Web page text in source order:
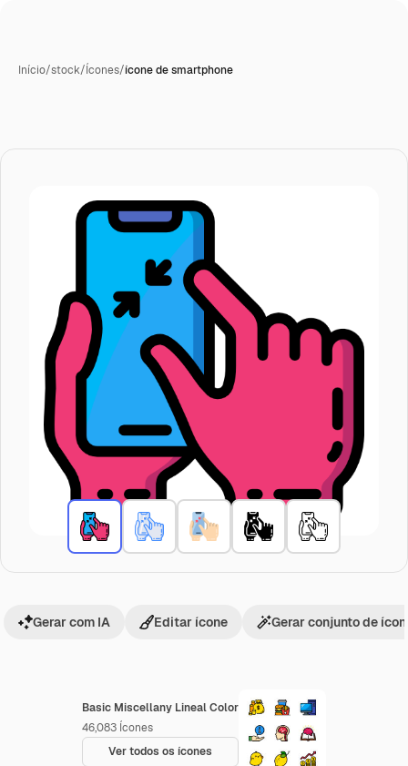
Início/stock/Ícones/ícone de smartphone
Basic Miscellany Lineal Color
46,083 Ícones
Ver todos os ícones
Gerar com IA Editar ícone Gerar conjunto de